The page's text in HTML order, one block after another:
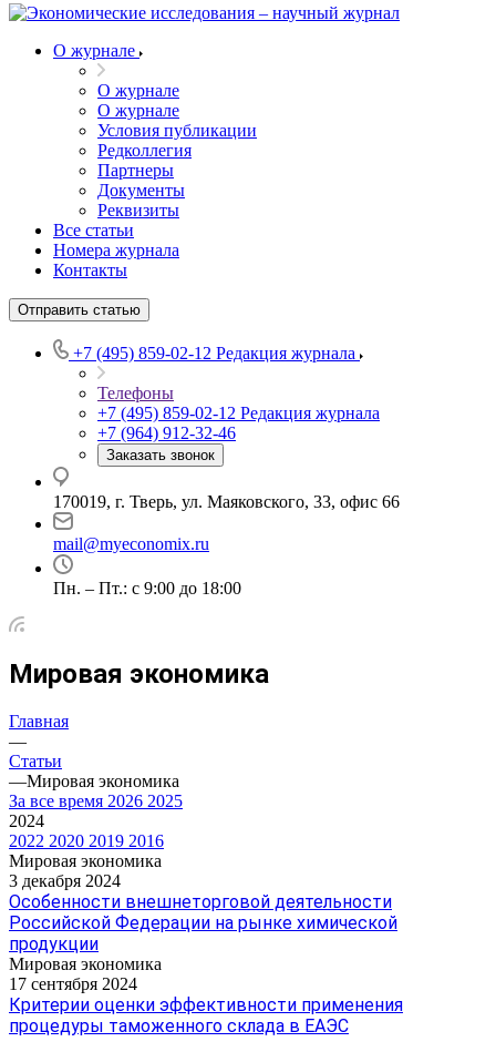
О журнале
О журнале
О журнале
Условия публикации
Редколлегия
Партнеры
Документы
Реквизиты
Все статьи
Номера журнала
Контакты
Отправить статью
+7 (495) 859-02-12 Редакция журнала
Телефоны
+7 (495) 859-02-12 Редакция журнала
+7 (964) 912-32-46
Заказать звонок
170019, г. Тверь, ул. Маяковского, 33, офис 66
mail@myeconomix.ru
Пн. – Пт.: с 9:00 до 18:00
Мировая экономика
Главная
—
Статьи
—Мировая экономика
За все время 2026 2025
2024
2022 2020 2019 2016
Мировая экономика
3 декабря 2024
Особенности внешнеторговой деятельности
Российской Федерации на рынке химической
продукции
Мировая экономика
17 сентября 2024
Критерии оценки эффективности применения
процедуры таможенного склада в ЕАЭС